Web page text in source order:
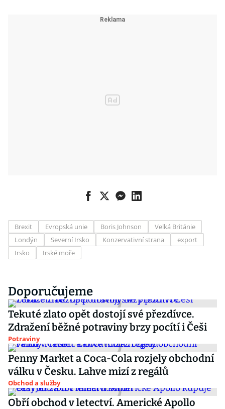
Brexit Evropská unie Boris Johnson
Velká Británie
Londýn
Severní Irsko Konzervativní strana
export
Irsko
Irské moře
Doporučujeme
Tekuté zlato opět dostojí své přezdívce.
Zdražení běžné potraviny brzy pocítí i Češi
Potraviny
Penny Market a Coca-Cola rozjely obchodní
válku v Česku. Lahve mizí z regálů
Obchod a služby
Obří obchod v letectví. Americké Apollo